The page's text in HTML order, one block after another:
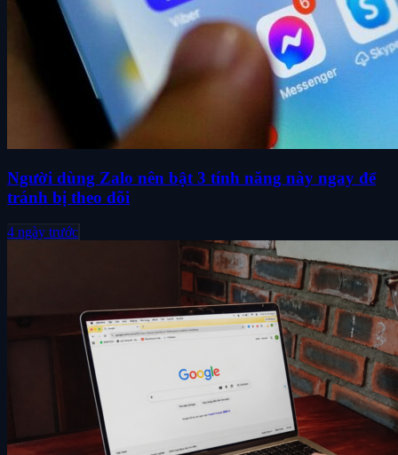
Người dùng Zalo nên bật 3 tính năng này ngay để
tránh bị theo dõi
4 ngày trước